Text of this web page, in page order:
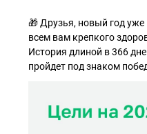
🎁 Друзья, новый год
всем вам крепкого
История длиной в 366
пройдет под знаком